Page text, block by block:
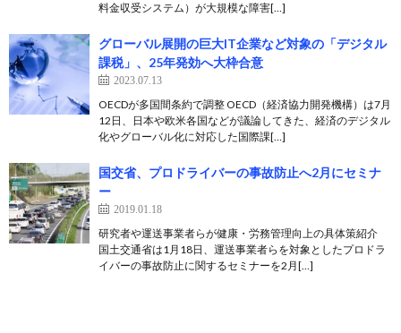
料金収受システム）が大規模な障害[…]
グローバル展開の巨大IT企業など対象の「デジタル
課税」、25年発効へ大枠合意
2023.07.13
OECDが多国間条約で調整 OECD（経済協力開発機構）は7月
12日、日本や欧米各国などが議論してきた、経済のデジタル
化やグローバル化に対応した国際課[…]
国交省、プロドライバーの事故防止へ2月にセミナ
ー
2019.01.18
研究者や運送事業者らが健康・労務管理向上の具体策紹介
国土交通省は1月18日、運送事業者らを対象としたプロドラ
イバーの事故防止に関するセミナーを2月[…]